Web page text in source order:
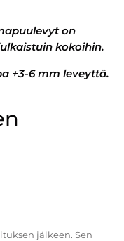
on
kokoihin.
+3-6 mm leveyttä.
jälkeen. Sen